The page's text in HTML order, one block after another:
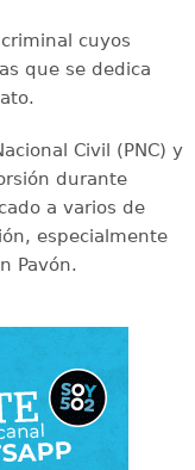
cuyos
que se dedica
Civil (PNC) y
durante
a varios de
especialmente
Pavón.